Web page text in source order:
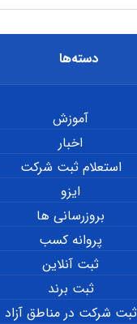
دسته‌ها
آموزش
اخبار
استعلام ثبت شرکت
ایزو
بروزرسانی ها
پروانه کسب
ثبت آنلاین
ثبت برند
ثبت شرکت در مناطق آزاد